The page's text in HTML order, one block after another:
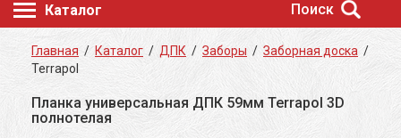
Каталог Поиск
Главная / Каталог / ДПК / Заборы / Заборная доска /
Terrapol
Планка универсальная ДПК 59мм Terrapol 3D
полнотелая